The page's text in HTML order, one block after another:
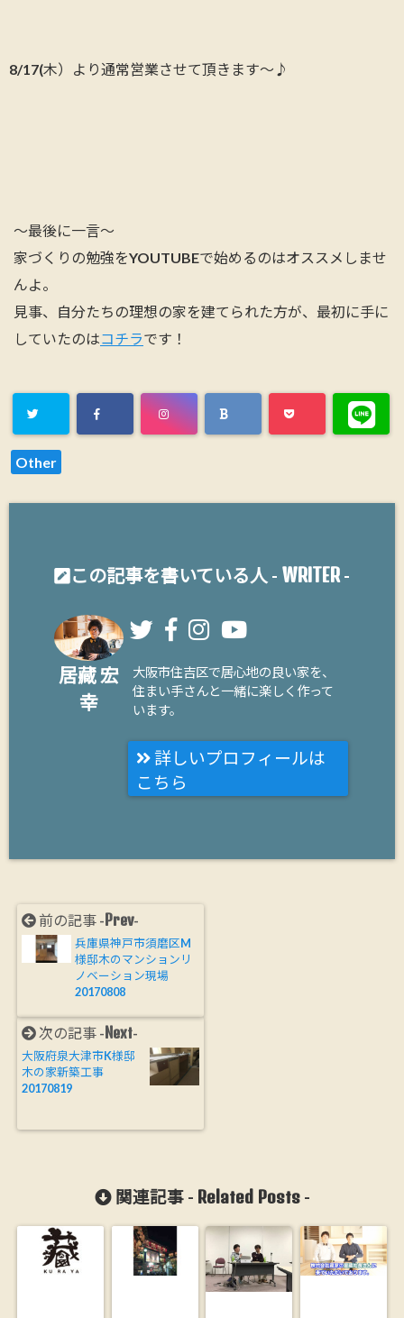
8/17(木）より通常営業させて頂きます～♪
～最後に一言～
家づくりの勉強をYOUTUBEで始めるのはオススメしませ
んよ。
見事、自分たちの理想の家を建てられた方が、最初に手に
していたのはコチラです！
Other
この記事を書いている人 - WRITER-
居藏 宏
幸
大阪市住吉区で居心地の良い家を、
住まい手さんと一緒に楽しく作って
います。
詳しいプロフィールは
こちら
前の記事 - Prev-
兵庫県神戸市須磨区M
様邸木のマンションリ
ノベーション現場
20170808
次の記事 - Next-
大阪府泉大津市K様邸
木の家新築工事
20170819
関連記事 - Related Posts-